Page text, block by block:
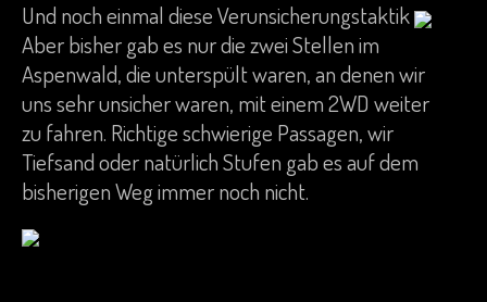
Und noch einmal diese Verunsicherungstaktik
Aber bisher gab es nur die zwei Stellen im
Aspenwald, die unterspült waren, an denen wir
uns sehr unsicher waren, mit einem 2WD weiter
zu fahren. Richtige schwierige Passagen, wir
Tiefsand oder natürlich Stufen gab es auf dem
bisherigen Weg immer noch nicht.